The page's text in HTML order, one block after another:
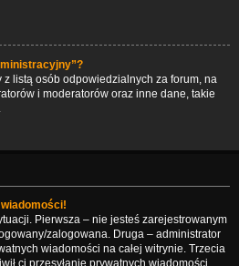
listą osób odpowiedzialnych za forum, na
i moderatorów oraz inne dane, takie
Pierwsza – nie jesteś zarejestrowanym
zalogowana. Druga – administrator
wiadomości na całej witrynie. Trzecia
ci przesyłanie prywatnych wiadomości.